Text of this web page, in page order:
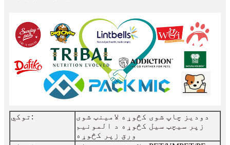
توکي:
دودیز چاپ شوی کڅوړه لامینټ شوی
زپر سیچټ سیل کڅوړه د المونیم
ورق زپر کڅوړه